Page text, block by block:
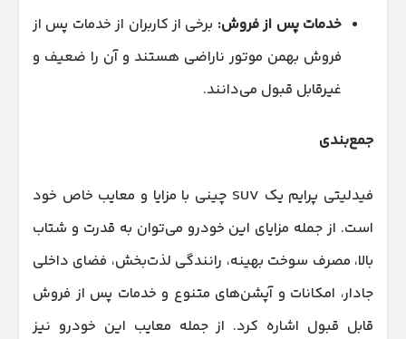
خدمات پس از فروش: برخی از کاربران از خدمات پس از
فروش بهمن موتور ناراضی هستند و آن را ضعیف و
غیرقابل قبول می‌دانند.
جمع‌بندی
فیدلیتی پرایم یک SUV چینی با مزایا و معایب خاص خود
است. از جمله مزایای این خودرو می‌توان به قدرت و شتاب
بالا، مصرف سوخت بهینه، رانندگی لذت‌بخش، فضای داخلی
جادار، امکانات و آپشن‌های متنوع و خدمات پس از فروش
قابل قبول اشاره کرد. از جمله معایب این خودرو نیز